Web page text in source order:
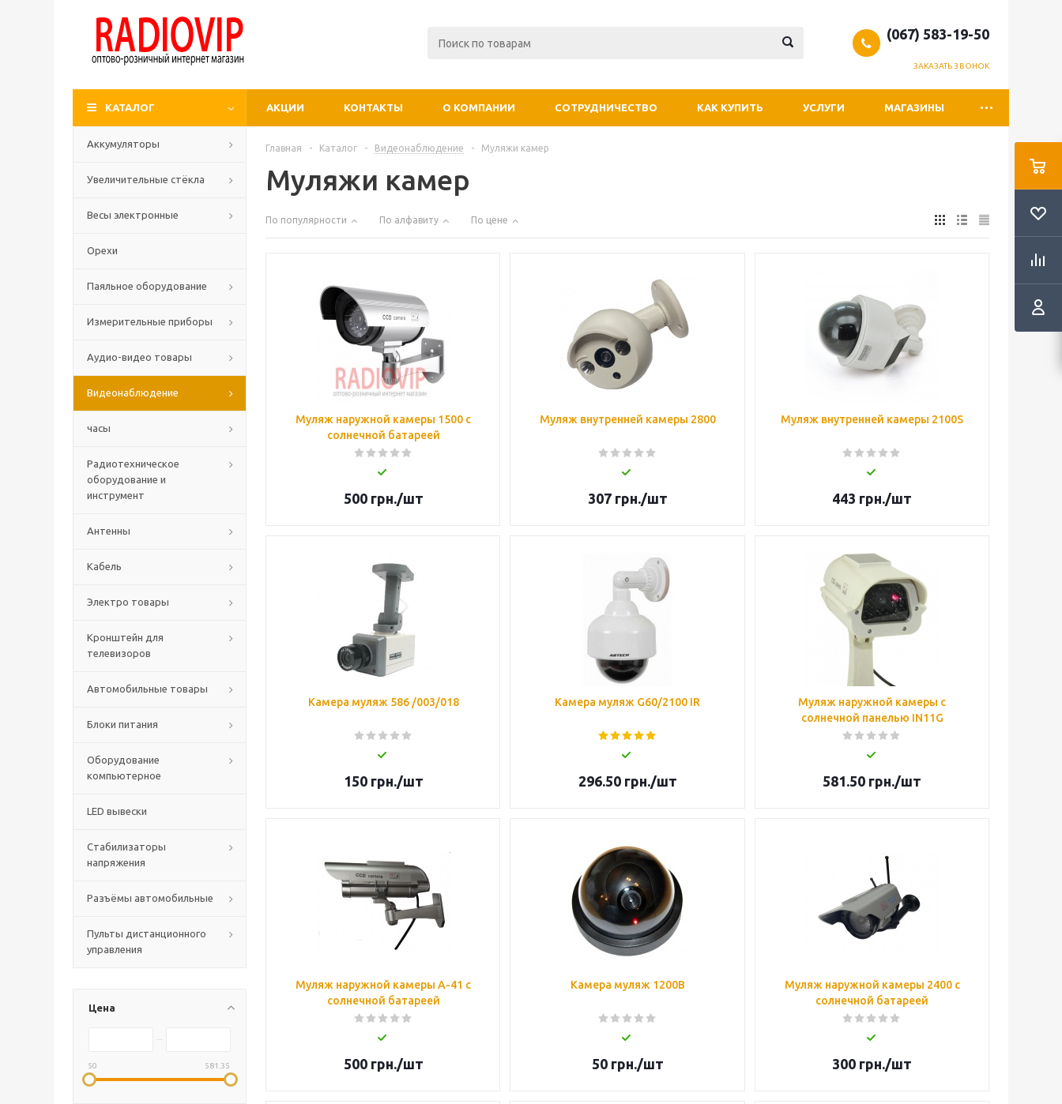
(067) 583-19-50
ЗАКАЗАТЬ ЗВОНОК
КАТАЛОГ АКЦИИ КОНТАКТЫ О КОМПАНИИ СОТРУДНИЧЕСТВО КАК КУПИТЬ УСЛУГИ МАГАЗИНЫ
Аккумуляторы
Увеличительные стёкла
Весы электронные
Орехи
Паяльное оборудование
Измерительные приборы
Аудио-видео товары
Видеонаблюдение
часы
Радиотехническое
оборудование и
инструмент
Антенны
Кабель
Электро товары
Кронштейн для
телевизоров
Автомобильные товары
Блоки питания
Оборудование
компьютерное
LED вывески
Стабилизаторы
напряжения
Разъёмы автомобильные
Пульты дистанционного
управления
Цена
50 581.35
Главная - Каталог - Видеонаблюдение - Муляжи камер
Муляжи камер
По популярности По алфавиту По цене
Муляж наружной камеры 1500 с
солнечной батареей
500грн./шт
Муляж внутренней камеры 2800
307грн./шт
Муляж внутренней камеры 2100S
443 грн./шт
Камера муляж 586 /003/018
150грн./шт
Камера муляж G60/2100 IR
296.50грн./шт
Муляж наружной камеры с
солнечной панелью IN11G
581.50 грн./шт
Муляж наружной камеры А-41 с
солнечной батареей
500грн./шт
Камера муляж 1200B
50грн./шт
Муляж наружной камеры 2400 с
солнечной батареей
300 грн./шт